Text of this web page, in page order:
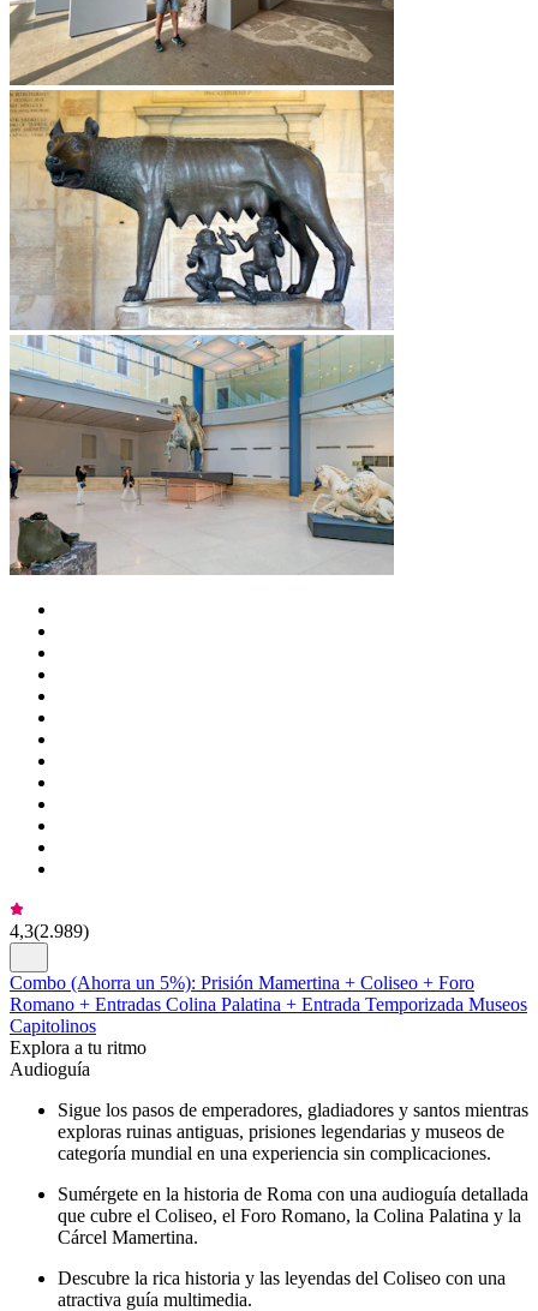
4,3(2.989)
Combo (Ahorra un 5%): Prisión Mamertina + Coliseo + Foro
Romano + Entradas Colina Palatina + Entrada Temporizada Museos
Capitolinos
Explora a tu ritmo
Audioguía
Sigue los pasos de emperadores, gladiadores y santos mientras
exploras ruinas antiguas, prisiones legendarias y museos de
categoría mundial en una experiencia sin complicaciones.
Sumérgete en la historia de Roma con una audioguía detallada
que cubre el Coliseo, el Foro Romano, la Colina Palatina y la
Cárcel Mamertina.
Descubre la rica historia y las leyendas del Coliseo con una
atractiva guía multimedia.